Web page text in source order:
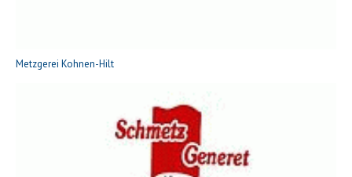
Metzgerei Kohnen-Hilt